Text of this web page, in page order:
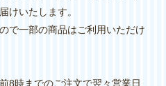
けいたします。
で一部の商品はご利用いただけ
8時までのご注文で翌々営業日